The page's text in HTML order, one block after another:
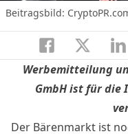
Beitragsbild:
Werbemitteilung
GmbH ist für die
Der Bärenmarkt ist